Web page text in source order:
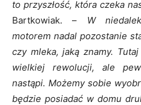
to przyszłość, która czeka
Bartkowiak. – W
motorem nadal pozostanie
czy mleka, jaką znamy.
wielkiej rewolucji, ale
nastąpi. Możemy sobie
będzie posiadać w domu